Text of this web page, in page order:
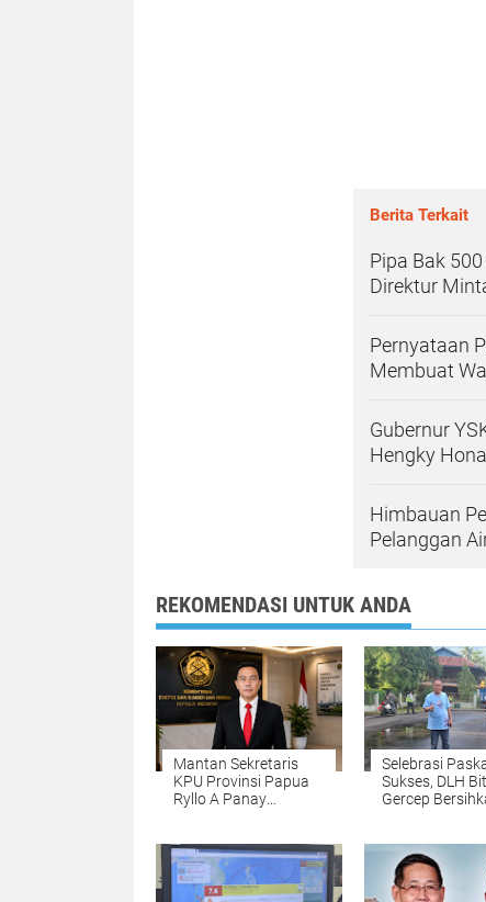
Berita Terkait
Pipa Bak
Direktur
Pernyataan
Membuat
Gubernur
Hengky
Himbauan
Pelanggan
REKOMENDASI UNTUK ANDA
Mantan Sekretaris
KPU Provinsi Papua
Ryllo A Panay
Menjabat Direktur
Penanganan Aset
Barang Bukti
Selebrasi
Sukses, DLH
Gercep